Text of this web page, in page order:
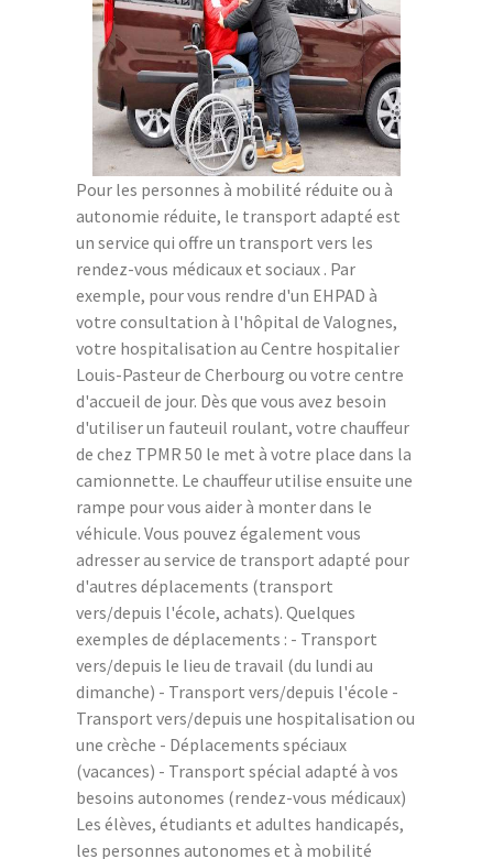
Pour les personnes à mobilité réduite ou à
autonomie réduite, le transport adapté est
un service qui offre un transport vers les
rendez-vous médicaux et sociaux . Par
exemple, pour vous rendre d'un EHPAD à
votre consultation à l'hôpital de Valognes,
votre hospitalisation au Centre hospitalier
Louis-Pasteur de Cherbourg ou votre centre
d'accueil de jour. Dès que vous avez besoin
d'utiliser un fauteuil roulant, votre chauffeur
de chez TPMR 50 le met à votre place dans la
camionnette. Le chauffeur utilise ensuite une
rampe pour vous aider à monter dans le
véhicule. Vous pouvez également vous
adresser au service de transport adapté pour
d'autres déplacements (transport
vers/depuis l'école, achats). Quelques
exemples de déplacements : - Transport
vers/depuis le lieu de travail (du lundi au
dimanche) - Transport vers/depuis l'école -
Transport vers/depuis une hospitalisation ou
une crèche - Déplacements spéciaux
(vacances) - Transport spécial adapté à vos
besoins autonomes (rendez-vous médicaux)
Les élèves, étudiants et adultes handicapés,
les personnes autonomes et à mobilité